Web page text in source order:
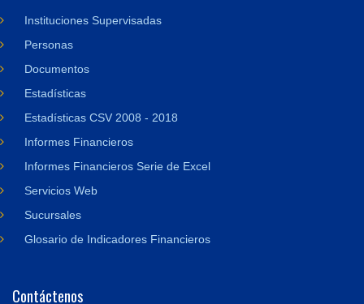
Instituciones Supervisadas
Personas
Documentos
Estadísticas
Estadísticas CSV 2008 - 2018
Informes Financieros
Informes Financieros Serie de Excel
Servicios Web
Sucursales
Glosario de Indicadores Financieros
Contáctenos